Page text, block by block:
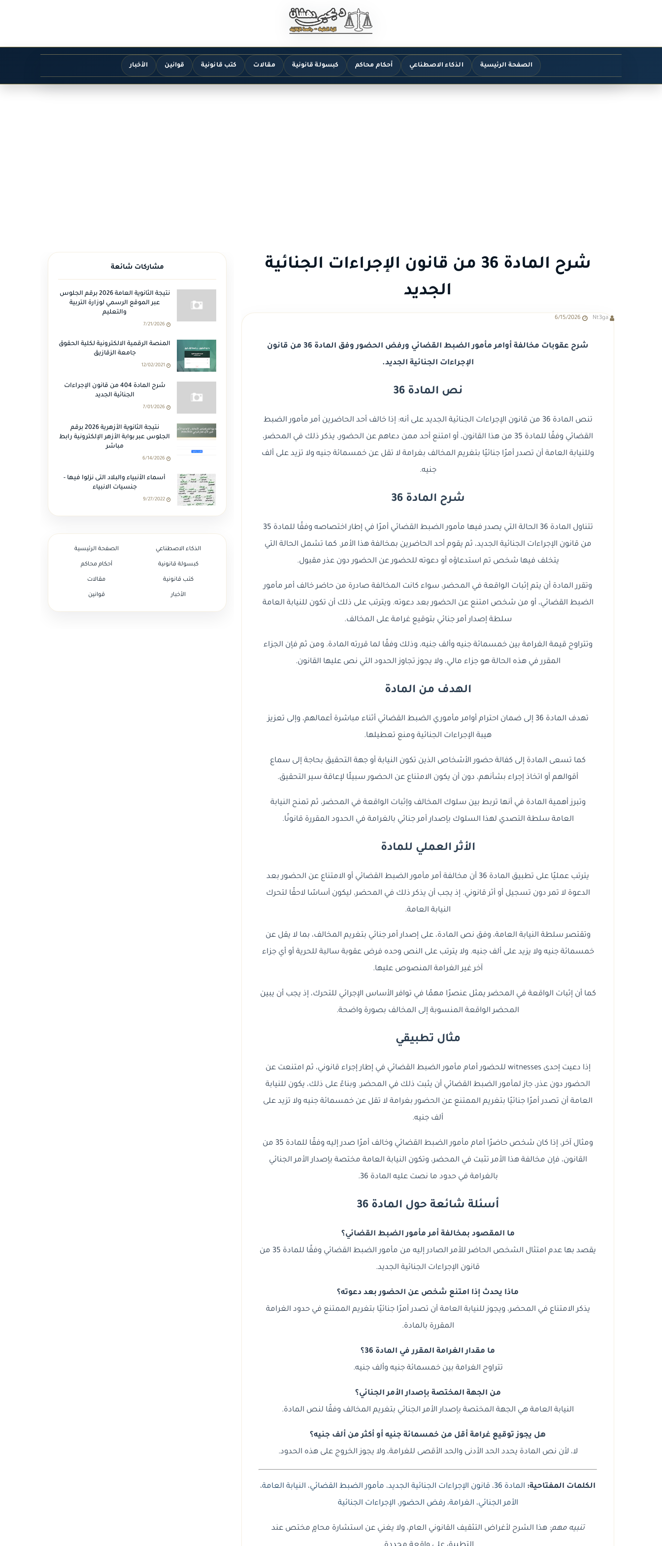
الصفحة الرئيسية الذكاء الاصطناعي أحكام محاكم كبسولة قانونية مقالات كتب قانونية قوانين الأخبار
شرح المادة 36 من قانون الإجراءات الجنائية
الجديد
Nt3ga
6/15/2026
شرح عقوبات مخالفة أوامر مأمور الضبط القضائي ورفض الحضور وفق المادة 36 من قانون
الإجراءات الجنائية الجديد.
نص المادة 36
تنص المادة 36 من قانون الإجراءات الجنائية الجديد على أنه: إذا خالف أحد الحاضرين أمر مأمور الضبط
القضائي وفقًا للمادة 35 من هذا القانون، أو امتنع أحد ممن دعاهم عن الحضور، يذكر ذلك في المحضر،
وللنيابة العامة أن تصدر أمرًا جنائيًا بتغريم المخالف بغرامة لا تقل عن خمسمائة جنيه ولا تزيد على ألف
جنيه.
شرح المادة 36
تتناول المادة 36 الحالة التي يصدر فيها مأمور الضبط القضائي أمرًا في إطار اختصاصه وفقًا للمادة 35
من قانون الإجراءات الجنائية الجديد، ثم يقوم أحد الحاضرين بمخالفة هذا الأمر. كما تشمل الحالة التي
يتخلف فيها شخص تم استدعاؤه أو دعوته للحضور عن الحضور دون عذر مقبول.
وتقرر المادة أن يتم إثبات الواقعة في المحضر، سواء كانت المخالفة صادرة من حاضر خالف أمر مأمور
الضبط القضائي، أو من شخص امتنع عن الحضور بعد دعوته. ويترتب على ذلك أن تكون للنيابة العامة
سلطة إصدار أمر جنائي بتوقيع غرامة على المخالف.
وتتراوح قيمة الغرامة بين خمسمائة جنيه وألف جنيه، وذلك وفقًا لما قررته المادة. ومن ثم فإن الجزاء
المقرر في هذه الحالة هو جزاء مالي، ولا يجوز تجاوز الحدود التي نص عليها القانون.
الهدف من المادة
تهدف المادة 36 إلى ضمان احترام أوامر مأموري الضبط القضائي أثناء مباشرة أعمالهم، وإلى تعزيز
هيبة الإجراءات الجنائية ومنع تعطيلها.
كما تسعى المادة إلى كفالة حضور الأشخاص الذين تكون النيابة أو جهة التحقيق بحاجة إلى سماع
أقوالهم أو اتخاذ إجراء بشأنهم، دون أن يكون الامتناع عن الحضور سبيلًا لإعاقة سير التحقيق.
وتبرز أهمية المادة في أنها تربط بين سلوك المخالف وإثبات الواقعة في المحضر، ثم تمنح النيابة
العامة سلطة التصدي لهذا السلوك بإصدار أمر جنائي بالغرامة في الحدود المقررة قانونًا.
الأثر العملي للمادة
يترتب عمليًا على تطبيق المادة 36 أن مخالفة أمر مأمور الضبط القضائي أو الامتناع عن الحضور بعد
الدعوة لا تمر دون تسجيل أو أثر قانوني. إذ يجب أن يذكر ذلك في المحضر، ليكون أساسًا لاحقًا لتحرك
النيابة العامة.
وتقتصر سلطة النيابة العامة، وفق نص المادة، على إصدار أمر جنائي بتغريم المخالف، بما لا يقل عن
خمسمائة جنيه ولا يزيد على ألف جنيه. ولا يترتب على النص وحده فرض عقوبة سالبة للحرية أو أي جزاء
آخر غير الغرامة المنصوص عليها.
كما أن إثبات الواقعة في المحضر يمثل عنصرًا مهمًا في توافر الأساس الإجرائي للتحرك، إذ يجب أن يبين
المحضر الواقعة المنسوبة إلى المخالف بصورة واضحة.
مثال تطبيقي
إذا دعيت إحدى witnesses للحضور أمام مأمور الضبط القضائي في إطار إجراء قانوني، ثم امتنعت عن
الحضور دون عذر، جاز لمأمور الضبط القضائي أن يثبت ذلك في المحضر. وبناءً على ذلك، يكون للنيابة
العامة أن تصدر أمرًا جنائيًا بتغريم الممتنع عن الحضور بغرامة لا تقل عن خمسمائة جنيه ولا تزيد على
ألف جنيه.
ومثال آخر، إذا كان شخص حاضرًا أمام مأمور الضبط القضائي وخالف أمرًا صدر إليه وفقًا للمادة 35 من
القانون، فإن مخالفة هذا الأمر تثبت في المحضر، وتكون النيابة العامة مختصة بإصدار الأمر الجنائي
بالغرامة في حدود ما نصت عليه المادة 36.
أسئلة شائعة حول المادة 36
ما المقصود بمخالفة أمر مأمور الضبط القضائي؟
يقصد بها عدم امتثال الشخص الحاضر للأمر الصادر إليه من مأمور الضبط القضائي وفقًا للمادة 35 من
قانون الإجراءات الجنائية الجديد.
ماذا يحدث إذا امتنع شخص عن الحضور بعد دعوته؟
يذكر الامتناع في المحضر، ويجوز للنيابة العامة أن تصدر أمرًا جنائيًا بتغريم الممتنع في حدود الغرامة
المقررة بالمادة.
ما مقدار الغرامة المقرر في المادة 36؟
تتراوح الغرامة بين خمسمائة جنيه وألف جنيه.
من الجهة المختصة بإصدار الأمر الجنائي؟
النيابة العامة هي الجهة المختصة بإصدار الأمر الجنائي بتغريم المخالف وفقًا لنص المادة.
هل يجوز توقيع غرامة أقل من خمسمائة جنيه أو أكثر من ألف جنيه؟
لا، لأن نص المادة يحدد الحد الأدنى والحد الأقصى للغرامة، ولا يجوز الخروج على هذه الحدود.
الكلمات المفتاحية: المادة 36 ، قانون الإجراءات الجنائية الجديد، مأمور الضبط القضائي، النيابة العامة،
الأمر الجنائي، الغرامة، رفض الحضور، الإجراءات الجنائية
تنبيه مهم: هذا الشرح لأغراض التثقيف القانوني العام، ولا يغني عن استشارة محامٍ مختص عند
مشاركات شائعة
نتيجة الثانوية العامة 2026 برقم الجلوس
عبر الموقع الرسمي لوزارة التربية
والتعليم
7/21/2026
المنصة الرقمية الالكترونية لكلية الحقوق
جامعة الزقازيق
12/02/2021
شرح المادة 404 من قانون الإجراءات
الجنائية الجديد
7/01/2026
نتيجة الثانوية الأزهرية 2026 برقم
الجلوس عبر بوابة الأزهر الإلكترونية رابط
مباشر
6/14/2026
أسماء الأنبياء والبلاد التى نزلوا فيها -
جنسيات الانبياء
9/27/2022
الصفحة الرئيسية الذكاء الاصطناعي
أحكام محاكم كبسولة قانونية
مقالات كتب قانونية
قوانين الأخبار